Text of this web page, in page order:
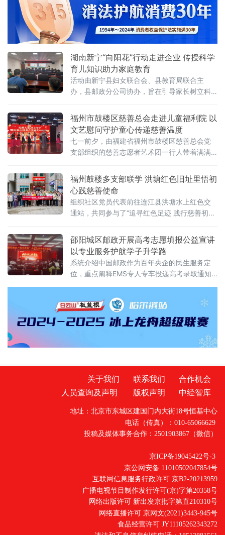
湖南新宁“向阳花”行动走进企业 传授科学
育儿知识助力家庭教育
活动由新宁县妇女联合会、县教育局联合主
办，县邮政分公司协办，旨在引导家长树立科
庭教育专业讲师，以“影响孩子一生的五大能
力”为主线，围绕0至6岁婴幼儿在大运动能力、
精细动
福州市鼓楼区慈善总会走进儿童福利院 以
文艺慰问守护童心传递慈善温度
七一前夕，由福建省福州市鼓楼区慈善总会党
支部组织的慈善志愿者艺术团一行人带着满满
童，童心守护”主题慰问暨庆祝共产党建党105
周年活动。当艺术团的志愿者们踏入这座充满
爱与希望的院落时，孩子们纯真的笑脸和一声
声稚嫩的问候，瞬间拉近了彼此的距离。福利
院的院长对爱心团队的莅临表达了诚挚谢意，
福州鼓楼多支部联学 洪塘红色旧址里悟初
心践慈善使命
组织社区党员代表前往连江县洪塘水上红色交
通站，共同参与了“追寻红色足迹 践行慈善初
命，汲取奋进力量。参与活动的党员们早早在
乌山社
邵阳城区邮政开展高考志愿填报公益宣讲
以专业服务护航学子升学路
系统介绍中国邮政作为百年央企的民生服务定
位，重点阐释EMS专人专车投递高考录取通知
升学中的责任担当。本次宣讲特邀拥有十三年
志愿填报指导经验的李铭老师现场授课。李铭
老师兼具高校任教与企业管理背景，深谙高校
培
关于我们 联系我们
合作机会
人员查询及声明
版权声明 中经智库
地址：北京市东城区建国门内大街18号恒基中心
电话（传真）：010-65066629
投稿及媒体事务合作：2501903867（微信）
京ICP备19045422号-3
京公网安备 11010502047854号
互联网信息服务行政许可 京B2-20213959
广播电视节目制作发行许可(京)字第20358号
网络出版许可 新出发京批字第直210310号
网络直播许可 京网文(2021)3443-945号
食品经营许可 JY11105262343272